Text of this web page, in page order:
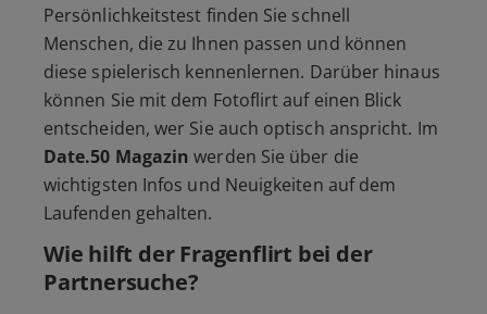
Persönlichkeitstest finden Sie schnell
Menschen, die zu Ihnen passen und können
diese spielerisch kennenlernen. Darüber hinaus
können Sie mit dem Fotoflirt auf einen Blick
entscheiden, wer Sie auch optisch anspricht. Im
Date.50 Magazin werden Sie über die
wichtigsten Infos und Neuigkeiten auf dem
Laufenden gehalten.
Wie hilft der Fragenflirt bei der
Partnersuche?